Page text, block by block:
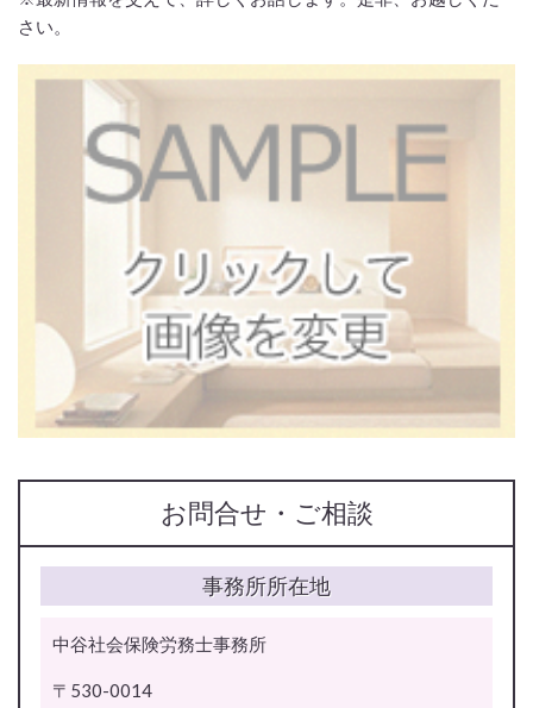
さい。
お問合せ・ご相談
事務所所在地
中谷社会保険労務士事務所
〒530-0014